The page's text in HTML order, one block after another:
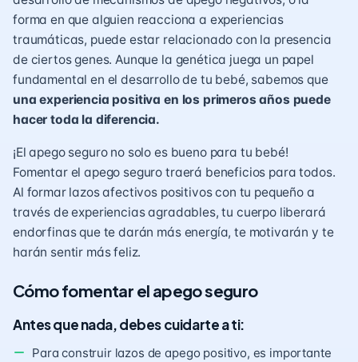
forma en que alguien reacciona a experiencias
traumáticas, puede estar relacionado con la presencia
de ciertos genes. Aunque la genética juega un papel
fundamental en el desarrollo de tu bebé, sabemos que
una experiencia positiva en los primeros años puede
hacer toda la diferencia.
¡El apego seguro no solo es bueno para tu bebé!
Fomentar el apego seguro traerá beneficios para todos.
Al formar lazos afectivos positivos con tu pequeño a
través de experiencias agradables, tu cuerpo liberará
endorfinas que te darán más energía, te motivarán y te
harán sentir más feliz.
Cómo fomentar el apego seguro
Antes que nada, debes cuidarte a ti:
Para construir lazos de apego positivo, es importante